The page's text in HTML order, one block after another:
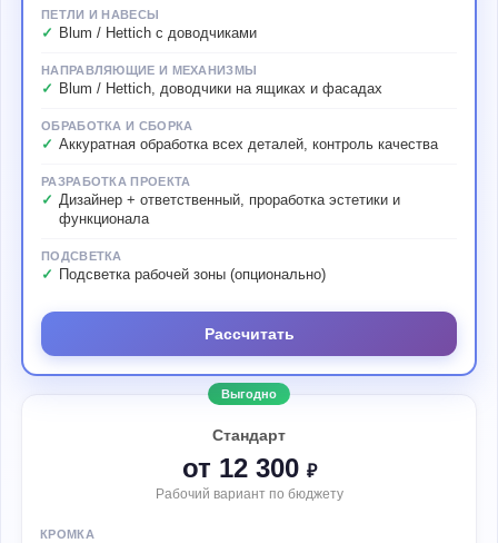
Выгодно
Стандарт
от 12 300 ₽
Рабочий вариант по бюджету
КРОМКА
ПЕТЛИ И НАВЕСЫ
Blum / Hettich с доводчиками
НАПРАВЛЯЮЩИЕ И МЕХАНИЗМЫ
Blum / Hettich, доводчики на ящиках и фасадах
ОБРАБОТКА И СБОРКА
Аккуратная обработка всех деталей, контроль качества
РАЗРАБОТКА ПРОЕКТА
Дизайнер + ответственный, проработка эстетики и
функционала
ПОДСВЕТКА
Подсветка рабочей зоны (опционально)
Рассчитать